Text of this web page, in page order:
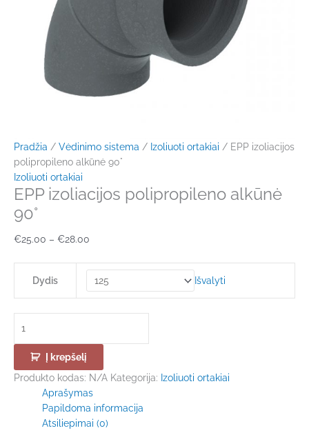
Pradžia / Vėdinimo sistema / Izoliuoti ortakiai / EPP izoliacijos
polipropileno alkūnė 90°
Izoliuoti ortakiai
EPP izoliacijos polipropileno alkūnė
90°
€25.00 – €28.00
Dydis Išvalyti
Į krepšelį
Produkto kodas: N/A Kategorija: Izoliuoti ortakiai
Aprašymas
Papildoma informacija
Atsiliepimai (0)